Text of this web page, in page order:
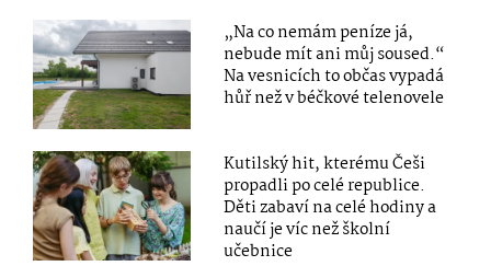
„Na co nemám peníze já,
nebude mít ani můj soused.“
Na vesnicích to občas vypadá
hůř než v béčkové telenovele
Kutilský hit, kterému Češi
propadli po celé republice.
Děti zabaví na celé hodiny a
naučí je víc než školní
učebnice